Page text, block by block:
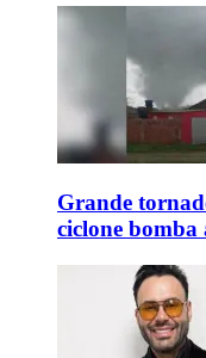
Grande
ciclone bomba